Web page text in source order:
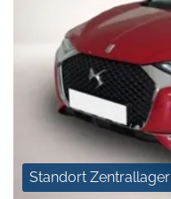
Standort Zentrallager